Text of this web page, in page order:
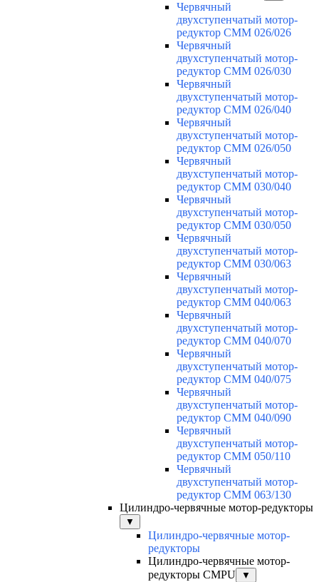
Червячный
двухступенчатый мотор-
редуктор CMM 026/026
Червячный
двухступенчатый мотор-
редуктор CMM 026/030
Червячный
двухступенчатый мотор-
редуктор CMM 026/040
Червячный
двухступенчатый мотор-
редуктор CMM 026/050
Червячный
двухступенчатый мотор-
редуктор CMM 030/040
Червячный
двухступенчатый мотор-
редуктор CMM 030/050
Червячный
двухступенчатый мотор-
редуктор CMM 030/063
Червячный
двухступенчатый мотор-
редуктор CMM 040/063
Червячный
двухступенчатый мотор-
редуктор CMM 040/070
Червячный
двухступенчатый мотор-
редуктор CMM 040/075
Червячный
двухступенчатый мотор-
редуктор CMM 040/090
Червячный
двухступенчатый мотор-
редуктор CMM 050/110
Червячный
двухступенчатый мотор-
редуктор CMM 063/130
Цилиндро-червячные мотор-редукторы
▼
Цилиндро-червячные мотор-
редукторы
Цилиндро-червячные мотор-
редукторы CMPU
▼